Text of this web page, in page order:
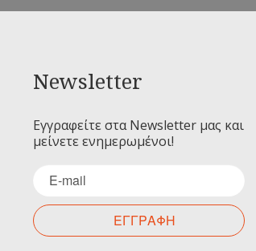
Newsletter
Εγγραφείτε στα Newsletter μας και
μείνετε ενημερωμένοι!
ΕΓΓΡΑΦΗ